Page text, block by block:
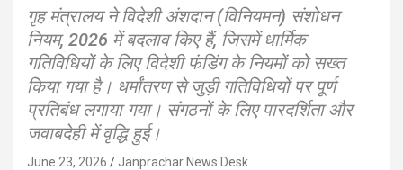
गृह मंत्रालय ने विदेशी अंशदान (विनियमन) संशोधन
नियम, 2026 में बदलाव किए हैं, जिसमें धार्मिक
गतिविधियों के लिए विदेशी फंडिंग के नियमों को सख्त
किया गया है। धर्मांतरण से जुड़ी गतिविधियों पर पूर्ण
प्रतिबंध लगाया गया। संगठनों के लिए पारदर्शिता और
जवाबदेही में वृद्धि हुई।
June 23, 2026 Janprachar News Desk